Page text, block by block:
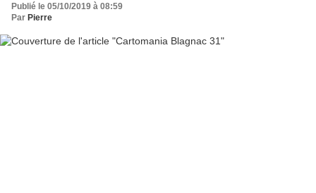
Publié le 05/10/2019 à 08:59
Par Pierre